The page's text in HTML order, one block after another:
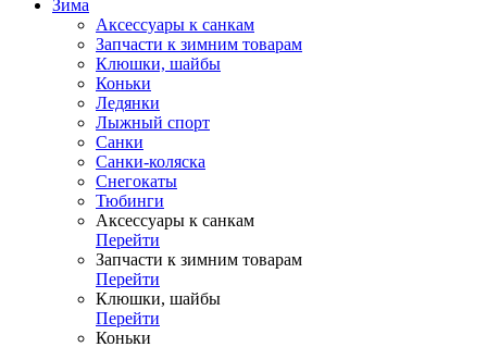
Зима
Аксессуары к санкам
Запчасти к зимним товарам
Клюшки, шайбы
Коньки
Ледянки
Лыжный спорт
Санки
Санки-коляска
Снегокаты
Тюбинги
Аксессуары к санкам
Перейти
Запчасти к зимним товарам
Перейти
Клюшки, шайбы
Перейти
Коньки